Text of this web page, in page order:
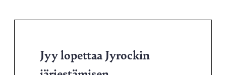
Jyy lopettaa Jyrockin